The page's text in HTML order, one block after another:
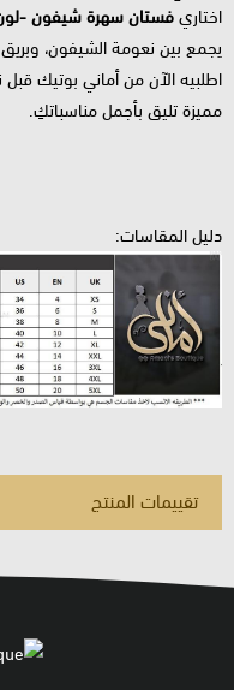
اختاريفستان سهرة شيفون -
يجمع بين نعومة الشيفون، وبريق
اطلبيه الآن من أماني بوتيك
مميزة تليق بأجمل مناسباتكِ.
دليل المقاسات:
تقييمات المنتج